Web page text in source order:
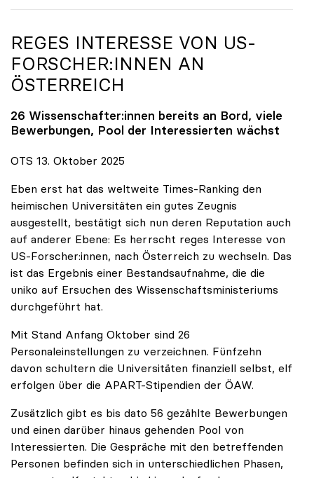
REGES INTERESSE VON US-
FORSCHER:INNEN AN
ÖSTERREICH
26 Wissenschafter:innen bereits an Bord, viele
Bewerbungen, Pool der Interessierten wächst
OTS 13. Oktober 2025
Eben erst hat das weltweite Times-Ranking den
heimischen Universitäten ein gutes Zeugnis
ausgestellt, bestätigt sich nun deren Reputation auch
auf anderer Ebene: Es herrscht reges Interesse von
US-Forscher:innen, nach Österreich zu wechseln. Das
ist das Ergebnis einer Bestandsaufnahme, die die
uniko auf Ersuchen des Wissenschaftsministeriums
durchgeführt hat.
Mit Stand Anfang Oktober sind 26
Personaleinstellungen zu verzeichnen. Fünfzehn
davon schultern die Universitäten finanziell selbst, elf
erfolgen über die APART-Stipendien der ÖAW.
Zusätzlich gibt es bis dato 56 gezählte Bewerbungen
und einen darüber hinaus gehenden Pool von
Interessierten. Die Gespräche mit den betreffenden
Personen befinden sich in unterschiedlichen Phasen,